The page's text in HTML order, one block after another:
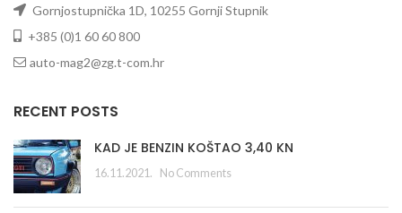
Gornjostupnička 1D, 10255 Gornji Stupnik
+385 (0)1 60 60 800
auto-mag2@zg.t-com.hr
RECENT POSTS
KAD JE BENZIN KOŠTAO 3,40 KN
16.11.2021. No Comments